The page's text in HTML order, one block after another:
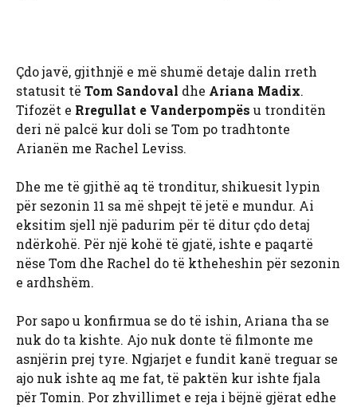
Çdo javë, gjithnjë e më shumë detaje dalin rreth
statusit të Tom Sandoval dhe Ariana Madix.
Tifozët e Rregullat e Vanderpompës u tronditën
deri në palcë kur doli se Tom po tradhtonte
Arianën me Rachel Leviss.
Dhe me të gjithë aq të tronditur, shikuesit lypin
për sezonin 11 sa më shpejt të jetë e mundur. Ai
eksitim sjell një padurim për të ditur çdo detaj
ndërkohë. Për një kohë të gjatë, ishte e paqartë
nëse Tom dhe Rachel do të ktheheshin për sezonin
e ardhshëm.
Por sapo u konfirmua se do të ishin, Ariana tha se
nuk do ta kishte. Ajo nuk donte të filmonte me
asnjërin prej tyre. Ngjarjet e fundit kanë treguar se
ajo nuk ishte aq me fat, të paktën kur ishte fjala
për Tomin. Por zhvillimet e reja i bëjnë gjërat edhe